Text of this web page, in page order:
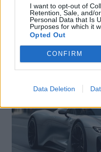
I want to opt-out of
Retention, Sale, and/
Personal Data that Is
Purposes for which it
Opted Out
CONFIRM
Data Deletion
Californie : des
pour réduire la
Auto Pour Vous